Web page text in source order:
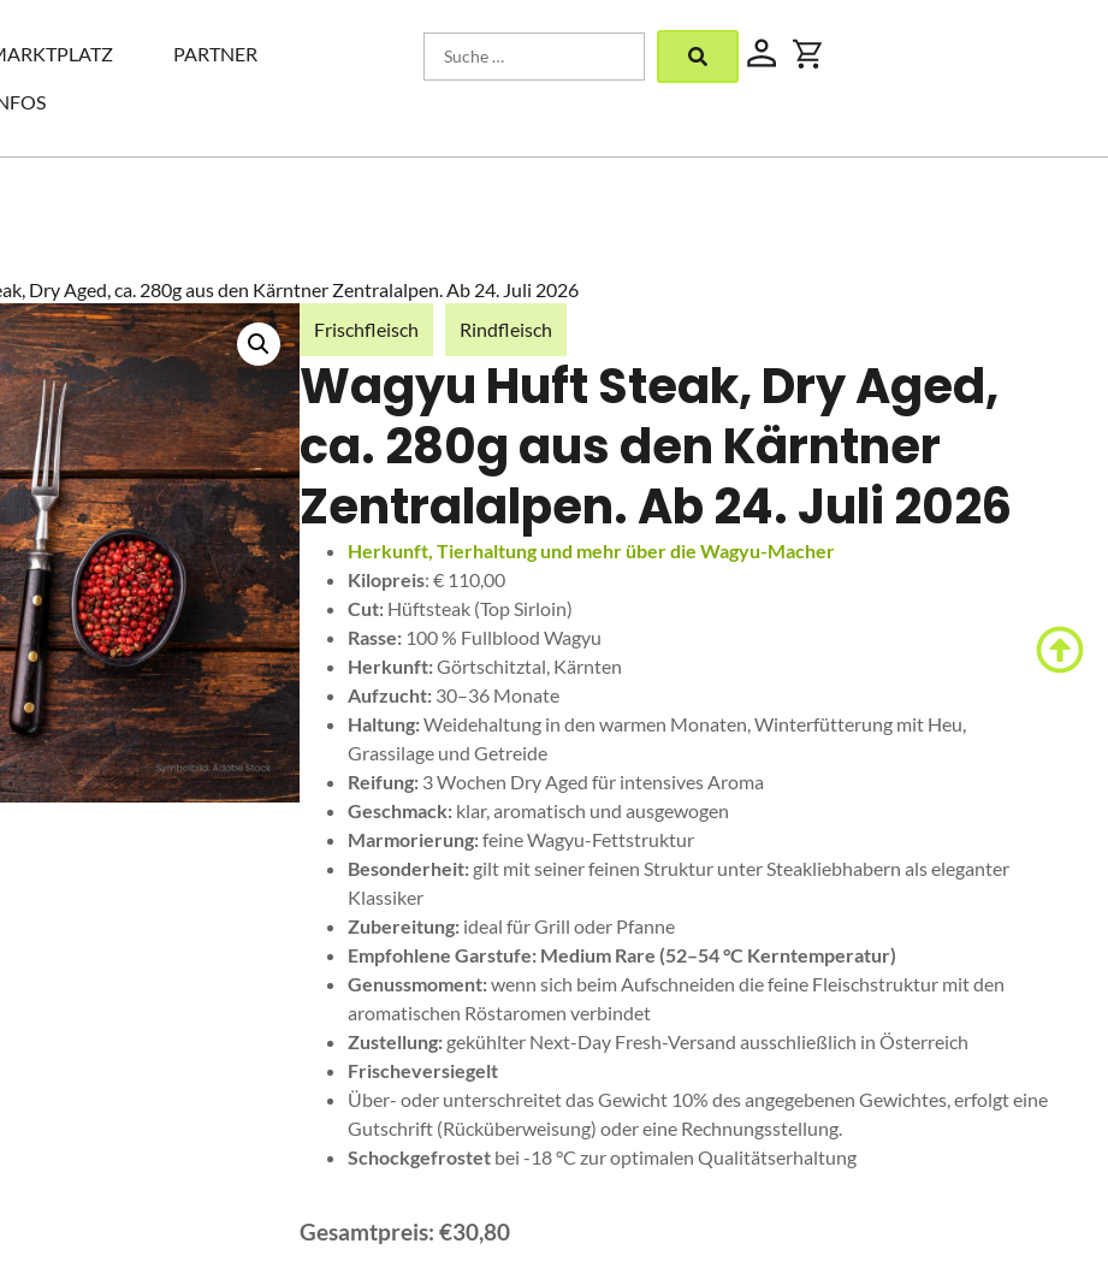
PARTNER
Dry Aged, ca. 280g aus den Kärntner Zentralalpen. Ab 24. Juli 2026
Frischfleisch
Rindfleisch
Wagyu Huft Steak, Dry Aged,
ca. 280g aus den Kärntner
Zentralalpen. Ab 24. Juli 2026
Herkunft, Tierhaltung und mehr über die Wagyu-Macher
Kilopreis: € 110,00
Cut: Hüftsteak (Top Sirloin)
Rasse: 100 % Fullblood Wagyu
Herkunft:Görtschitztal, Kärnten
Aufzucht: 30–36 Monate
Haltung:Weidehaltung in den warmen Monaten, Winterfütterung mit Heu,
Grassilage und Getreide
Reifung: 3 Wochen Dry Aged für intensives Aroma
Geschmack: klar, aromatisch und ausgewogen
Marmorierung:feine Wagyu-Fettstruktur
Besonderheit: gilt mit seiner feinen Struktur unter Steakliebhabern als eleganter
Klassiker
Zubereitung: ideal für Grill oder Pfanne
Empfohlene Garstufe: Medium Rare (52–54 °C Kerntemperatur)
Genussmoment:wenn sich beim Aufschneiden die feine Fleischstruktur mit den
aromatischen Röstaromen verbindet
Zustellung: gekühlter Next-Day Fresh-Versand ausschließlich in Österreich
Frischeversiegelt
Über- oder unterschreitet das Gewicht 10% des angegebenen Gewichtes, erfolgt eine
Gutschrift (Rücküberweisung) oder eine Rechnungsstellung.
Schockgefrostet bei -18 °C zur optimalen Qualitätserhaltung
30,80
Gesamtpreis: €30,80